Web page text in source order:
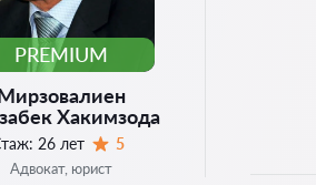
PREMIUM
Хакимзода
26 лет
Оценка:
5
Адвокат, юрист